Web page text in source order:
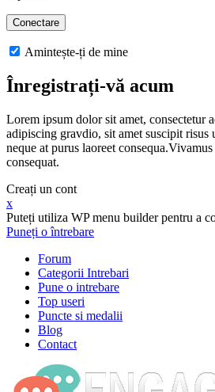
Amintește-ți de mine
Înregistrați-vă acum
Lorem ipsum dolor sit amet, consectetur
adipiscing gravdio, sit amet suscipit risus
neque at purus laoreet
consequat.
Creați un cont
x
Puteți utiliza WP menu builder pentru a
Puneți o întrebare
Forum
Categorii Intrebari
Pune o intrebare
Top useri
Puncte si medalii
Blog
Contact